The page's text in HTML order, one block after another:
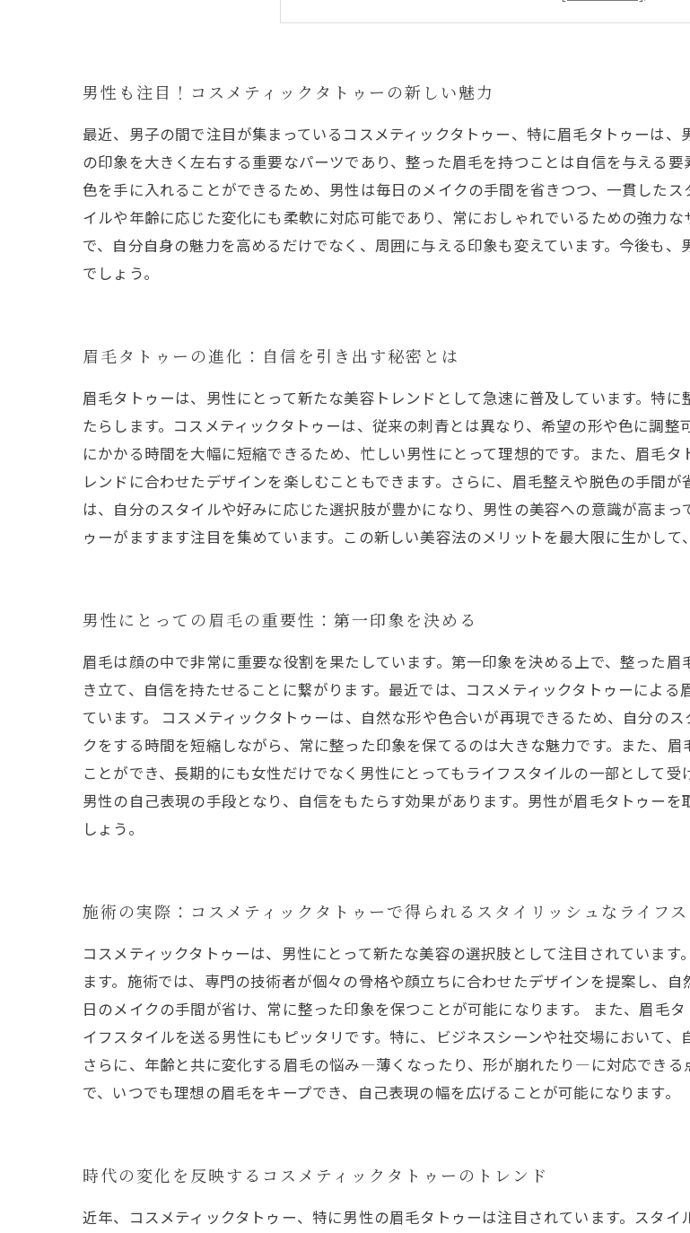
時代の変化を反映するコスメティックタトゥーのト
未来を見据える：コスメティックタトゥーの可能性
男性も注目！コスメティックタトゥーの新しい魅力
最近、男子の間で注目が集まっているコスメティックタトゥー、特に眉毛タトゥーは
の印象を大きく左右する重要なパーツであり、整った眉毛を持つことは自信を与える
色を手に入れることができるため、男性は毎日のメイクの手間を省きつつ、一貫した
イルや年齢に応じた変化にも柔軟に対応可能であり、常におしゃれでいるための強力
で、自分自身の魅力を高めるだけでなく、周囲に与える印象も変えています。今後も
でしょう。
眉毛タトゥーの進化：自信を引き出す秘密とは
眉毛タトゥーは、男性にとって新たな美容トレンドとして急速に普及しています。特
たらします。コスメティックタトゥーは、従来の刺青とは異なり、希望の形や色に調
にかかる時間を大幅に短縮できるため、忙しい男性にとって理想的です。また、眉毛
レンドに合わせたデザインを楽しむこともできます。さらに、眉毛整えや脱色の手間
は、自分のスタイルや好みに応じた選択肢が豊かになり、男性の美容への意識が高ま
ゥーがますます注目を集めています。この新しい美容法のメリットを最大限に生かして
男性にとっての眉毛の重要性：第一印象を決める
眉毛は顔の中で非常に重要な役割を果たしています。第一印象を決める上で、整った
き立て、自信を持たせることに繋がります。最近では、コスメティックタトゥーによ
ています。 コスメティックタトゥーは、自然な形や色合いが再現できるため、自分の
クをする時間を短縮しながら、常に整った印象を保てるのは大きな魅力です。また、
ことができ、長期的にも女性だけでなく男性にとってもライフスタイルの一部として
男性の自己表現の手段となり、自信をもたらす効果があります。男性が眉毛タトゥー
しょう。
施術の実際：コスメティックタトゥーで得られるスタイリッシュなライフ
コスメティックタトゥーは、男性にとって新たな美容の選択肢として注目されていま
ます。施術では、専門の技術者が個々の骨格や顔立ちに合わせたデザインを提案し、
日のメイクの手間が省け、常に整った印象を保つことが可能になります。 また、眉毛
イフスタイルを送る男性にもピッタリです。特に、ビジネスシーンや社交場において、
さらに、年齢と共に変化する眉毛の悩み—薄くなったり、形が崩れたり—に対応できる
で、いつでも理想の眉毛をキープでき、自己表現の幅を広げることが可能になります。
時代の変化を反映するコスメティックタトゥーのトレンド
近年、コスメティックタトゥー、特に男性の眉毛タトゥーは注目されています。スタ